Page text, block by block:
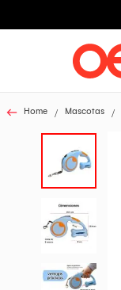
Home Mascotas